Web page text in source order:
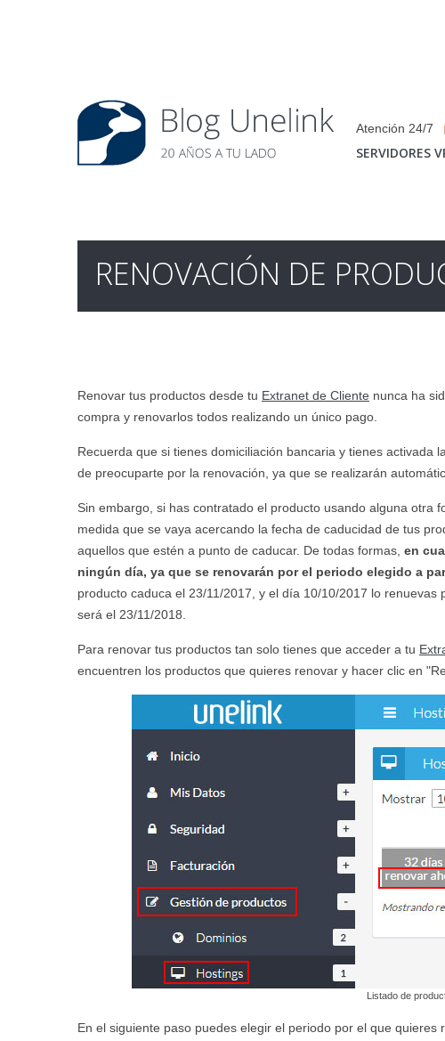
Atención 24/7
SERVIDORES
RENOVACIÓN DE
Renovar tus productos desde tu Extranet de Cliente nunca ha
compra y renovarlos todos realizando un único pago.
Recuerda que si tienes domiciliación bancaria y tienes activada
de preocuparte por la renovación, ya que se realizarán
Sin embargo, si has contratado el producto usando alguna otra
medida que se vaya acercando la fecha de caducidad de tus
aquellos que estén a punto de caducar. De todas formas, en
ningún día, ya que se renovarán por el periodo elegido a
producto caduca el 23/11/2017, y el día 10/10/2017 lo
será el 23/11/2018.
Para renovar tus productos tan solo tienes que acceder a tu
encuentren los productos que quieres renovar y hacer clic en
Listado de
En el siguiente paso puedes elegir el periodo por el que